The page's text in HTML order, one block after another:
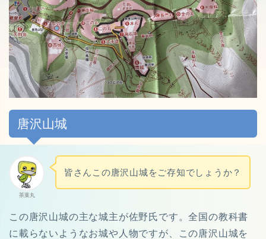
唐沢山城
茶葉丸
皆さんこの唐沢山城をご存知でしょうか？
この唐沢山城の主な城主が佐野氏です。全国の教科書
に載らないようなお城や人物ですが、この唐沢山城を